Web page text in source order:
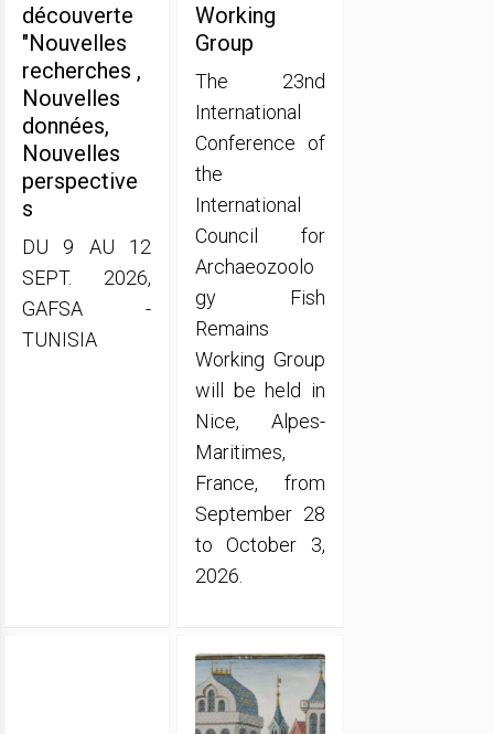
découverte
"Nouvelles
recherches ,
Nouvelles
données,
Nouvelles
perspective
s
DU 9 AU 12
SEPT. 2026,
GAFSA -
TUNISIA
Working
Group
The 23nd
International
Conference of
the
International
Council for
Archaeozoolo
gy Fish
Remains
Working Group
will be held in
Nice, Alpes-
Maritimes,
France, from
September 28
to October 3,
2026.